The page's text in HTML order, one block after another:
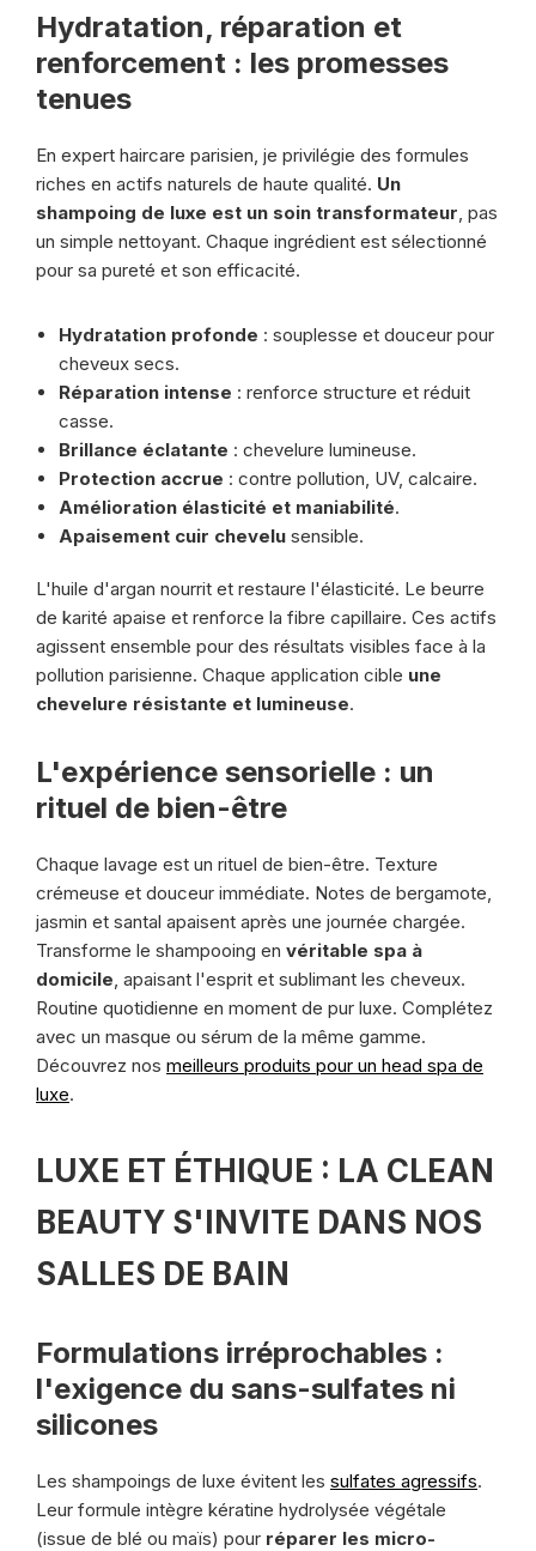
Hydratation, réparation et
renforcement : les promesses
tenues
En expert haircare parisien, je privilégie des formules
riches en actifs naturels de haute qualité. Un
shampoing de luxe est un soin transformateur, pas
un simple nettoyant. Chaque ingrédient est sélectionné
pour sa pureté et son efficacité.
Hydratation profonde : souplesse et douceur pour
cheveux secs.
Réparation intense : renforce structure et réduit
casse.
Brillance éclatante : chevelure lumineuse.
Protection accrue : contre pollution, UV, calcaire.
Amélioration élasticité et maniabilité.
Apaisement cuir chevelu sensible.
L'huile d'argan nourrit et restaure l'élasticité. Le beurre
de karité apaise et renforce la fibre capillaire. Ces actifs
agissent ensemble pour des résultats visibles face à la
pollution parisienne. Chaque application cible une
chevelure résistante et lumineuse.
L'expérience sensorielle : un
rituel de bien-être
Chaque lavage est un rituel de bien-être. Texture
crémeuse et douceur immédiate. Notes de bergamote,
jasmin et santal apaisent après une journée chargée.
Transforme le shampooing en véritable spa à
domicile, apaisant l'esprit et sublimant les cheveux.
Routine quotidienne en moment de pur luxe. Complétez
avec un masque ou sérum de la même gamme.
Découvrez nos meilleurs produits pour un head spa de
luxe.
LUXE ET ÉTHIQUE : LA CLEAN
BEAUTY S'INVITE DANS NOS
SALLES DE BAIN
Formulations irréprochables :
l'exigence du sans-sulfates ni
silicones
Les shampoings de luxe évitent les sulfates agressifs.
Leur formule intègre kératine hydrolysée végétale
(issue de blé ou maïs) pour réparer les micro-